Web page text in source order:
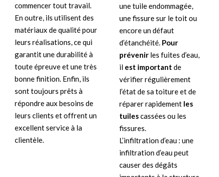
commencer tout travail.
En outre, ils utilisent des
matériaux de qualité pour
leurs réalisations, ce qui
garantit une durabilité à
toute épreuve et une très
bonne finition. Enfin, ils
sont toujours prêts à
répondre aux besoins de
leurs clients et offrent un
excellent service à la
clientèle.
une tuile endommagée,
une fissure sur le toit ou
encore un défaut
d’étanchéité. Pour
prévenir les fuites d’eau,
il est important de
vérifier régulièrement
l’état de sa toiture et de
réparer rapidement les
tuilescassées ou les
fissures.
L’infiltration d’eau : une
infiltration d’eau peut
causer des dégâts